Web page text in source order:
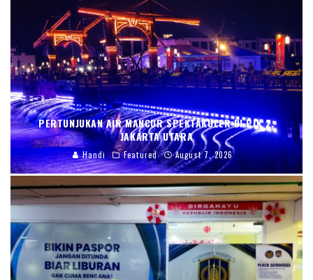
PERTUNJUKAN AIR MANCUR SPEKTAKULER DI PIK 2,
JAKARTA UTARA
Handi Featured August 7, 2026